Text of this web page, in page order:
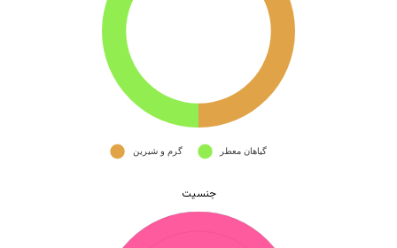
هیچ محصولی در سبد خرید نیست.
جنسیت